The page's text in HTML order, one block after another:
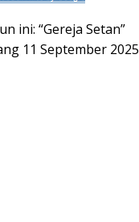
ini: “Gereja Setan”
11 September 2025